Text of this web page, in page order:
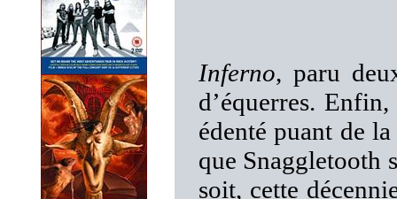
Inferno, paru
d’équerres.
édenté puant de
que Snaggletooth
soit, cette